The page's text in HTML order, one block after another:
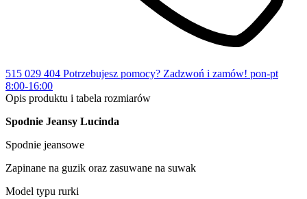
515 029 404 Potrzebujesz pomocy? Zadzwoń i zamów! pon-pt
8:00-16:00
Opis produktu i tabela rozmiarów
Spodnie Jeansy Lucinda
Spodnie jeansowe
Zapinane na guzik oraz zasuwane na suwak
Model typu rurki